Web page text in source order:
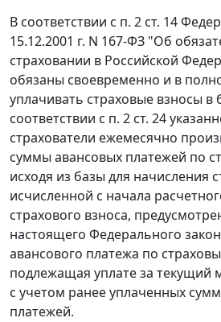
В соответствии с п. 2 ст. 14
15.12.2001 г. N 167-ФЗ "Об
страховании в Российской
обязаны своевременно и в
уплачивать страховые взносы
соответствии с п. 2 ст. 24
страхователи ежемесячно
суммы авансовых платежей по
исходя из базы для начисления
исчисленной с начала
страхового взноса,
настоящего Федерального
авансового платежа по
подлежащая уплате за текущий
с учетом ранее уплаченных
платежей.